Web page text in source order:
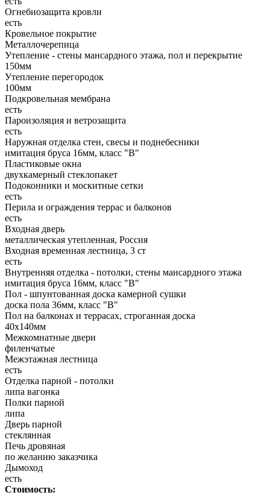
Огнебиозащита кровли
есть
Кровельное покрытие
Металлочерепица
Утепление - стены мансардного этажа, пол и перекрытие
150мм
Утепление перегородок
100мм
Подкровельная мембрана
есть
Пароизоляция и ветрозащита
есть
Наружная отделка стен, свесы и поднебесники
имитация бруса 16мм, класс "В"
Пластиковые окна
двухкамерный стеклопакет
Подоконники и москитные сетки
есть
Перила и ограждения террас и балконов
есть
Входная дверь
металлическая утепленная, Россия
Входная временная лестница, 3 ст
есть
Внутренняя отделка - потолки, стены мансардного этажа
имитация бруса 16мм, класс "В"
Пол - шпунтованная доска камерной сушки
доска пола 36мм, класс "B"
Пол на балконах и террасах, строганная доска
40х140мм
Межкомнатные двери
филенчатые
Межэтажная лестница
есть
Отделка парной - потолки
липа вагонка
Полки парной
липа
Дверь парной
стеклянная
Печь дровяная
по желанию заказчика
Дымоход
есть
Стоимость: